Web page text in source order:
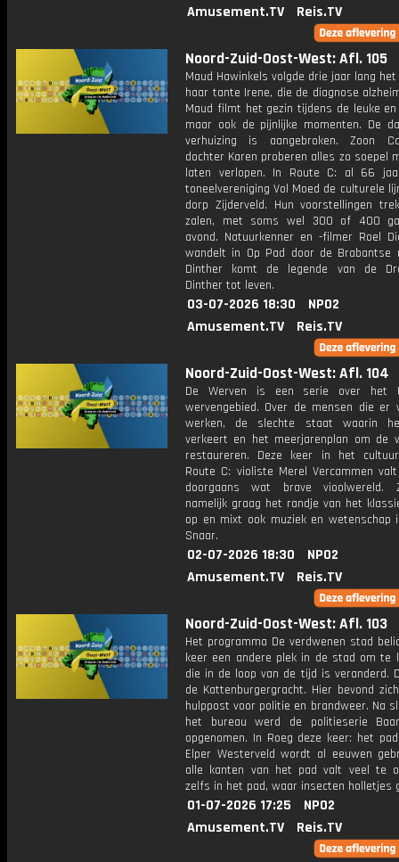
Amusement.TV
Reis.TV
Noord-Zuid-Oost-West: Afl. 105
Maud Hawinkels volgde drie jaar lang
haar tante Irene, die de diagnose
Maud filmt het gezin tijdens de leuke en
maar ook de pijnlijke momenten. De
verhuizing is aangebroken. Zoon
dochter Karen proberen alles zo soepel
laten verlopen. In Route C: al 66
toneelvereniging Vol Moed de culturele
dorp Zijderveld. Hun voorstellingen
zalen, met soms wel 300 of 400
avond. Natuurkenner en -filmer Roel
wandelt in Op Pad door de Brabantse
Dinther komt de legende van de
Dinther tot leven.
03-07-2026 18:30
NPO2
Amusement.TV
Reis.TV
Noord-Zuid-Oost-West: Afl. 104
De Werven is een serie over het
wervengebied. Over de mensen die er
werken, de slechte staat waarin
verkeert en het meerjarenplan om de
restaureren. Deze keer in het
Route C: violiste Merel Vercammen
doorgaans wat brave vioolwereld.
namelijk graag het randje van het
op en mixt ook muziek en wetenschap
Snaar.
02-07-2026 18:30
NPO2
Amusement.TV
Reis.TV
Noord-Zuid-Oost-West: Afl. 103
Het programma De verdwenen stad
keer een andere plek in de stad om te
die in de loop van de tijd is veranderd.
de Kattenburgergracht. Hier bevond
hulppost voor politie en brandweer. Na
het bureau werd de politieserie
opgenomen. In Roeg deze keer: het
Elper Westerveld wordt al eeuwen
alle kanten van het pad valt veel te
zelfs in het pad, waar insecten holletjes
01-07-2026 17:25
NPO2
Amusement.TV
Reis.TV